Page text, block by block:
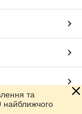
та
найближчого